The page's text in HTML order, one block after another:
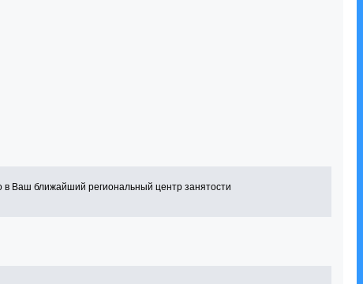
Ваш ближайший региональный центр занятости